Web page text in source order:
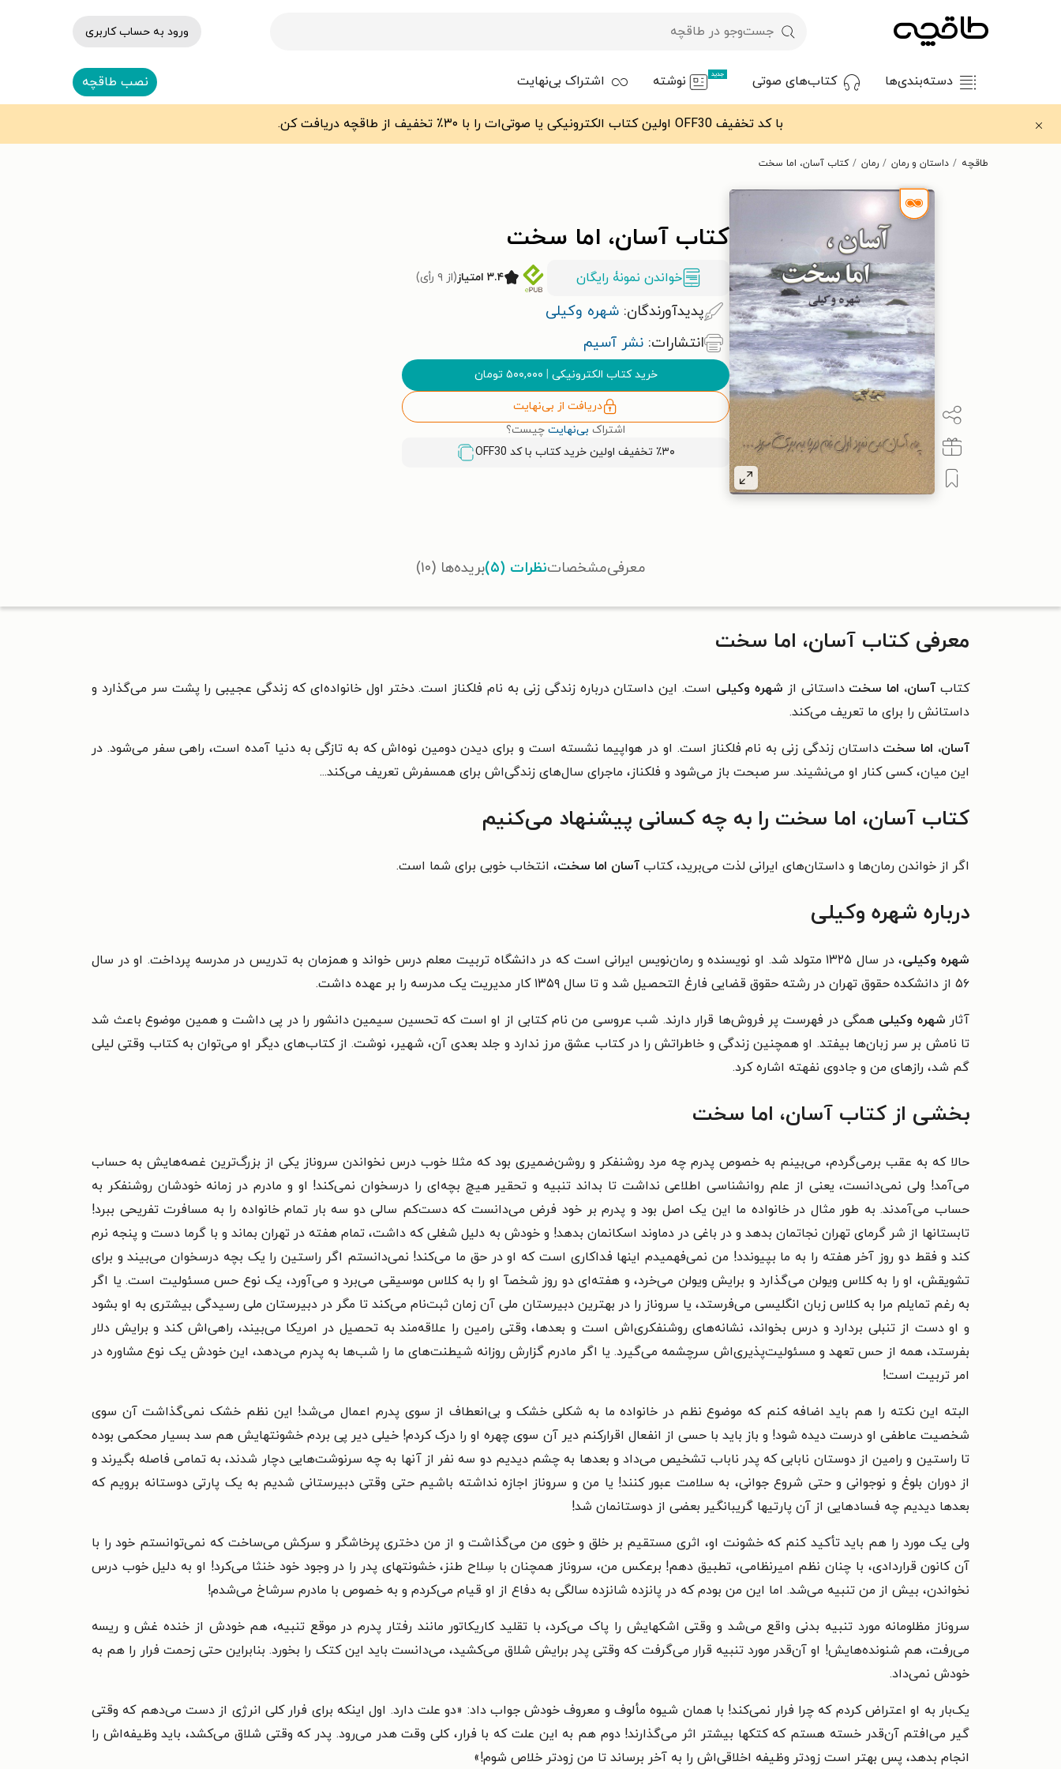
ورود به حساب کاربری
دسته‌بندی‌ها کتاب‌های صوتی جدید نوشته اشتراک بی‌نهایت نصب طاقچه
با کد تخفیف OFF30 اولین کتاب الکترونیکی یا صوتی‌ات را با ۳۰٪ تخفیف از طاقچه دریافت کن.
طاقچه داستان و رمان رمان کتاب آسان، اما سخت
کتاب آسان، اما سخت
خواندن نمونۀ رایگان ۳.۴ امتیاز (از ۹ رأی)
پدیدآورندگان: شهره وکیلی
انتشارات: نشر آسیم
خرید کتاب الکترونیکی | ۵۰۰,۰۰۰ تومان
دریافت از بی‌نهایت
اشتراک بی‌نهایت چیست؟
٪۳۰ تخفیف اولین خرید کتاب با کد
OFF30
معرفیمشخصاتنظرات (۵) بریده‌ها (۱۰)
معرفی کتاب آسان، اما سخت
کتاب آسان، اما سختداستانی از شهره وکیلی است. این داستان درباره زندگی زنی به نام فلکناز است. دختر اول خانواده‌ای که زندگی عجیبی را پشت سر می‌گذارد و
داستانش را برای ما تعریف می‌کند.
آسان، اما سختداستان زندگی زنی به نام فلکناز است. او در هواپیما نشسته است و برای دیدن دومین نوه‌اش که به تازگی به دنیا آمده است، راهی سفر می‌شود. در
این میان، کسی کنار او می‌نشیند. سر صبحت باز می‌شود و فلکناز، ماجرای سال‌های زندگی‌اش برای همسفرش تعریف می‌کند...
کتاب آسان، اما سخت را به چه کسانی پیشنهاد می‌کنیم
اگر از خواندن رمان‌ها و داستان‌های ایرانی لذت می‌برید، کتاب آسان اما سخت، انتخاب خوبی برای شما است.
درباره شهره وکیلی
شهره وکیلی
، در سال ۱۳۲۵ متولد شد. او نویسنده و رمان‌نویس ایرانی است که در دانشگاه تربیت معلم درس خواند و همزمان به تدریس در مدرسه پرداخت. او در سال
۵۶ از دانشکده حقوق تهران در رشته حقوق قضایی فارغ التحصیل شد و تا سال ۱۳۵۹ کار مدیریت یک مدرسه را بر عهده داشت.
آثار شهره وکیلی همگی در فهرست پر فروش‌ها قرار دارند. شب عروسی من نام کتابی از او است که تحسین سیمین دانشور را در پی داشت و همین موضوع باعث شد
تا نامش بر سر زبان‌ها بیفتد. او همچنینزندگی و خاطراتش را در کتاب عشق مرز ندارد و جلد بعدی آن، شهیر، نوشت. از کتاب‌های دیگر او می‌توان به کتاب وقتی لیلی
گم شد، رازهای من و جادوی نفهته اشاره کرد.
بخشی از کتاب آسان، اما سخت
حالا که به عقب برمی‌گردم، می‌بینم به خصوص پدرم چه مرد روشنفکر و روشن‌ضمیری بود که مثلا خوب درس نخواندن سروناز یکی از بزرگ‌ترین غصه‌هایش به حساب
می‌آمد! ولی نمی‌دانست، یعنی از علم روانشناسی اطلاعی نداشت تا بداند تنبیه و تحقیر هیچ بچه‌ای را درسخوان نمی‌کند! او و مادرم در زمانه خودشان روشنفکر به
حساب می‌آمدند. به طور مثال در خانواده ما این یک اصل بود و پدرم بر خود فرض می‌دانست که دست‌کم سالی دو سه بار تمام خانواده را به مسافرت تفریحی ببرد!
تابستانها از شر گرمای تهران نجاتمان بدهد و در باغی در دماوند اسکانمان بدهد! و خودش به دلیل شغلی که داشت، تمام هفته در تهران بماند و با گرما دست و پنجه نرم
کند و فقط دو روز آخر هفته را به ما بپیوندد! من نمی‌فهمیدم اینها فداکاری است که او در حق ما می‌کند! نمی‌دانستم اگر راستین را یک بچه درسخوان می‌بیند و برای
تشویقش، او را به کلاس ویولن می‌گذارد و برایش ویولن می‌خرد، و هفته‌ای دو روز شخصآ او را به کلاس موسیقی می‌برد و می‌آورد، یک نوع حس مسئولیت است. یا اگر
به رغم تمایلم مرا به کلاس زبان انگلیسی می‌فرستد، یا سروناز را در بهترین دبیرستان ملی آن زمان ثبت‌نام می‌کند تا مگر در دبیرستان ملی رسیدگی بیشتری به او بشود
و او دست از تنبلی بردارد و درس بخواند، نشانه‌های روشنفکری‌اش است و بعدها، وقتی رامین را علاقه‌مند به تحصیل در امریکا می‌بیند، راهی‌اش کند و برایش دلار
بفرستد، همه از حس تعهد و مسئولیت‌پذیری‌اش سرچشمه می‌گیرد. یا اگر مادرم گزارش روزانه شیطنت‌های ما را شب‌ها به پدرم می‌دهد، این خودش یک نوع مشاوره در
امر تربیت است!
البته این نکته را هم باید اضافه کنم که موضوع نظم در خانواده ما به شکلی خشک و بی‌انعطاف از سوی پدرم اعمال می‌شد! این نظم خشک نمی‌گذاشت آن سوی
شخصیت عاطفی او درست دیده شود! و باز باید با حسی از انفعال اقرارکنم دیر آن سوی چهره او را درک کردم! خیلی دیر پی بردم خشونتهایش هم سد بسیار محکمی بوده
تا راستین و رامین از دوستان نابابی که پدر ناباب تشخیص می‌داد و بعدها به چشم دیدیم دو سه نفر از آنها به چه سرنوشت‌هایی دچار شدند، به تمامی فاصله بگیرند و
از دوران بلوغ و نوجوانی و حتی شروع جوانی، به سلامت عبور کنند! یا من و سروناز اجازه نداشته باشیم حتی وقتی دبیرستانی شدیم به یک پارتی دوستانه برویم که
بعدها دیدیم چه فسادهایی از آن پارتیها گریبانگیر بعضی از دوستانمان شد!
ولی یک مورد را هم باید تأکید کنم که خشونت او، اثری مستقیم بر خلق و خوی من می‌گذاشت و از من دختری پرخاشگر و سرکش می‌ساخت که نمی‌توانستم خود را با
آن کانون قراردادی، با چنان نظم امیرنظامی، تطبیق دهم! برعکس من، سروناز همچنان با سِلاح طنز، خشونتهای پدر را در وجود خود خنثا می‌کرد! او به دلیل خوب درس
نخواندن، بیش از من تنبیه می‌شد. اما این من بودم که در پانزده شانزده سالگی به دفاع از او قیام می‌کردم و به خصوص با مادرم سرشاخ می‌شدم!
سروناز مظلومانه مورد تنبیه بدنی واقع می‌شد و وقتی اشکهایش را پاک می‌کرد، با تقلید کاریکاتور مانند رفتار پدرم در موقع تنبیه، هم خودش از خنده غش و ریسه
می‌رفت، هم شنونده‌هایش! او آن‌قدر مورد تنبیه قرار می‌گرفت که وقتی پدر برایش شلاق می‌کشید، می‌دانست باید این کتک را بخورد. بنابراین حتی زحمت فرار را هم به
خودش نمی‌داد.
یک‌بار به او اعتراض کردم که چرا فرار نمی‌کند! با همان شیوه مألوف و معروف خودش جواب داد: «دو علت دارد. اول اینکه برای فرار کلی انرژی از دست می‌دهم که وقتی
گیر می‌افتم آن‌قدر خسته هستم که کتکها بیشتر اثر می‌گذارند! دوم هم به این علت که با فرار، کلی وقت هدر می‌رود. پدر که وقتی شلاق می‌کشد، باید وظیفه‌اش را
انجام بدهد، پس بهتر است زودتر وظیفه اخلاقی‌اش را به آخر برساند تا من زودتر خلاص شوم!»